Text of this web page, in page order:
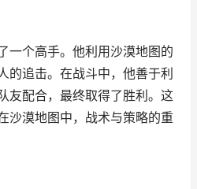
一个高手。他利用沙漠地图的
的追击。在战斗中，他善于利
友配合，最终取得了胜利。这
沙漠地图中，战术与策略的重